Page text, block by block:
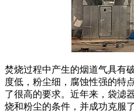
焚烧过程中产生的烟道气具有
度低，粉尘细，腐蚀性强的特
了很高的要求。近年来，袋滤
烧和粉尘的条件，并成功克服